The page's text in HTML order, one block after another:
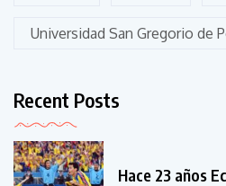
Universidad San Gregorio de
Recent Posts
Hace 23 años